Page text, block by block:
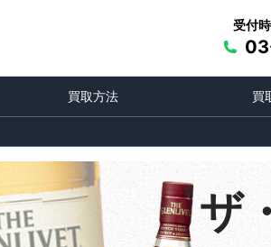
受付
買取方法 買
ザ